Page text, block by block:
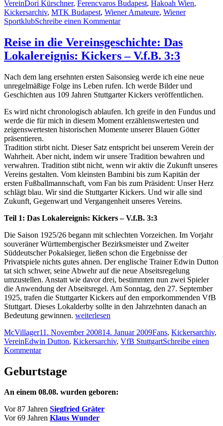
am
VereinSchlagwörter
Dori Kürschner, Ferencvaros Budapest, Hakoah Wien,
Kickersarchiv, MTK Budapest, Wiener Amateure, Wiener
SportklubSchreibe einen Kommentarzu
in
die
Vereinsgeschichte:
Stuttgarter
Kickers
in
und
Wien
1920
Reise in die Vereinsgeschichte: Das
Lokalereignis: Kickers – V.f.B. 3:3
Nach dem lang ersehnten ersten Saisonsieg werde ich eine neue
unregelmäßige Folge ins Leben rufen. Ich werde Bilder und
Geschichten aus 109 Jahren Stuttgarter Kickers veröffentlichen.
Es wird nicht chronologisch ablaufen. Ich greife in den Fundus und
werde die für mich in diesem Moment erzählenswertesten und
zeigenswertesten historischen Momente unserer Blauen Götter
präsentieren.
Tradition stirbt nicht. Dieser Satz entspricht bei unserem Verein der
Wahrheit. Aber nicht, indem wir unsere Tradition bewahren und
verwahren. Tradition stibt nicht, wenn wir aktiv die Zukunft unseres
Vereins gestalten. Vom kleinsten Bambini bis zum Kapitän der
ersten Fußballmannschaft, vom Fan bis zum Präsident: Unser Herz
schlägt blau. Wir sind die Stuttgarter Kickers. Und wir alle sind
Zukunft, Gegenwart und Vergangenheit unseres Vereins.
Teil 1: Das Lokalereignis: Kickers – V.f.B. 3:3
Die Saison 1925/26 begann mit schlechten Vorzeichen. Im Vorjahr
souveräner Württembergischer Bezirksmeister und Zweiter
Süddeutscher Pokalsieger, ließen schon die Ergebnisse der
Privatspiele nichts gutes ahnen. Der englische Trainer Edwin Dutton
tat sich schwer, seine Abwehr auf die neue Abseitsregelung
umzustellen. Anstatt wie davor drei, bestimmten nun zwei Spieler
die Anwendung der Abseitsregel. Am Sonntag, den 27. September
1925, trafen die Stuttgarter Kickers auf den emporkommenden VfB
Stuttgart. Dieses Lokalderby sollte in den Jahrzehnten danach an
Bedeutung gewinnen. „Reise
die
Vereinsgeschichte:
3:3“
weiterlesen
Autor
McVillagerVeröffentlicht
am
11. November 200814. Januar 2009Kategorien
Fans, Kickersarchiv,
VereinSchlagwörter
Edwin Dutton, Kickersarchiv, VfB StuttgartSchreibe einen
Kommentarzu
die
Das
Kickers
–
Geburtstage
An einem 08.08. wurden geboren:
Vor 87 Jahren Siegfried Gräter
Vor 69 Jahren Klaus Wunder